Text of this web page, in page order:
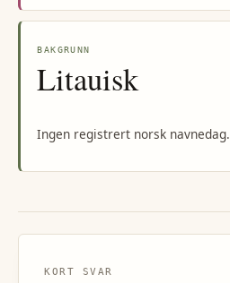
BAKGRUNN
Litauisk
Ingen registrert norsk navnedag.
KORT SVAR